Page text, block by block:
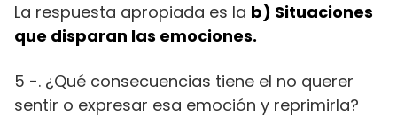
La respuesta apropiada es la b) Situaciones
que disparan las emociones.
5 -. ¿Qué consecuencias tiene el no querer
sentir o expresar esa emoción y reprimirla?